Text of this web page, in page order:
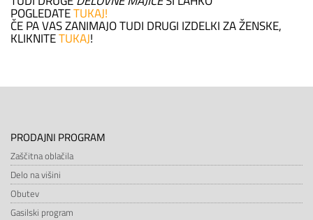
POGLEDATETUKAJ!
ČE PA VAS ZANIMAJO TUDI DRUGI IZDELKI ZA ŽENSKE,
KLIKNITETUKAJ!
PRODAJNI PROGRAM
Zaščitna oblačila
Delo na višini
Obutev
Gasilski program